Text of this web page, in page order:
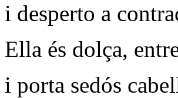
i desperto a
Ella és dolça,
i porta sedós